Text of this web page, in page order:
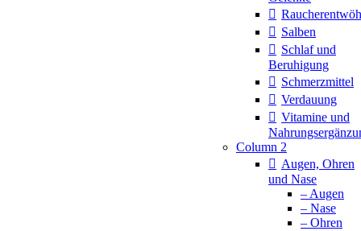
Salben
Schlaf und
Beruhigung
Schmerzmittel
Verdauung
Vitamine und
Column 2
Augen, Ohren
und Nase
– Augen
– Nase
– Ohren